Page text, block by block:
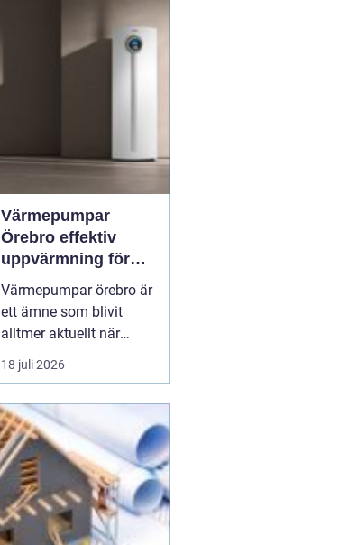
möbelrenovering istället
för nyköp. Resultatet blir
ofta både mer personligt,
Värmepumpar
Örebro effektiv
uppvärmning för
hus och fastigheter
Värmepumpar örebro är
ett ämne som blivit
alltmer aktuellt när
energipriser stiger och
fler vill sänka sina
samtidigt som
klimatpåverkan minskar.
Många villaägare och
fastighetsägare i
regionen tittar på hur de
kan byta från direktver...
18 juli 2026